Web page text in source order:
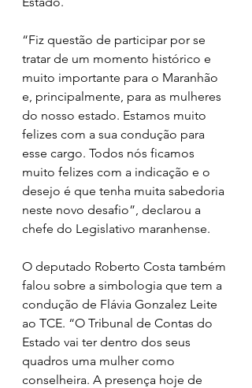
“Fiz questão de participar por se
tratar de um momento histórico e
muito importante para o Maranhão
e, principalmente, para as mulheres
do nosso estado. Estamos muito
felizes com a sua condução para
esse cargo. Todos nós ficamos
muito felizes com a indicação e o
desejo é que tenha muita sabedoria
neste novo desafio”, declarou a
chefe do Legislativo maranhense.
O deputado Roberto Costa também
falou sobre a simbologia que tem a
condução de Flávia Gonzalez Leite
ao TCE. “O Tribunal de Contas do
Estado vai ter dentro dos seus
quadros uma mulher como
conselheira. A presença hoje de